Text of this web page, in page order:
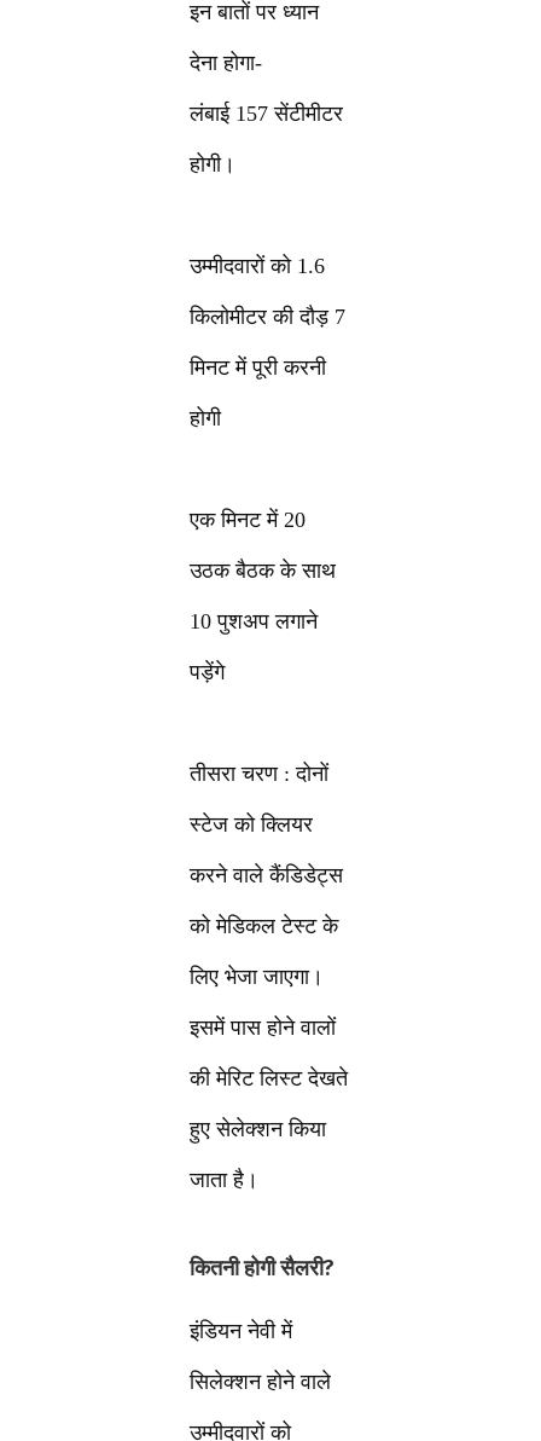
इन बातों पर ध्यान
देना होगा-
लंबाई 157 सेंटीमीटर
होगी।
उम्मीदवारों को 1.6
किलोमीटर की दौड़ 7
मिनट में पूरी करनी
होगी
एक मिनट में 20
उठक बैठक के साथ
10 पुशअप लगाने
पड़ेंगे
तीसरा चरण : दोनों
स्टेज को क्लियर
करने वाले कैंडिडेट्स
को मेडिकल टेस्ट के
लिए भेजा जाएगा।
इसमें पास होने वालों
की मेरिट लिस्ट देखते
हुए सेलेक्शन किया
जाता है।
कितनी होगी सैलरी?
इंडियन नेवी में
सिलेक्शन होने वाले
उम्मीदवारों को